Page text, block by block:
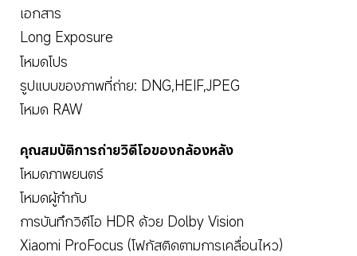
เอกสาร
Long Exposure
โหมดโปร
รูปแบบของภาพที่ถ่าย: DNG,HEIF,JPEG
โหมด RAW
คุณสมบัติการถ่ายวิดีโอของกล้องหลัง
โหมดภาพยนตร์
โหมดผู้กำกับ
การบันทึกวิดีโอ HDR ด้วย Dolby Vision
Xiaomi ProFocus (โฟกัสติดตามการเคลื่อนไหว)